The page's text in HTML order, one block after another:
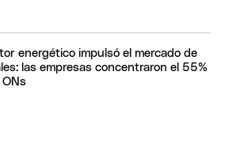
energético impulsó el mercado de
las empresas concentraron el 55%
ONs